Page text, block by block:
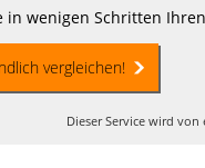
in wenigen Schritten
vergleichen!
Dieser Service wird